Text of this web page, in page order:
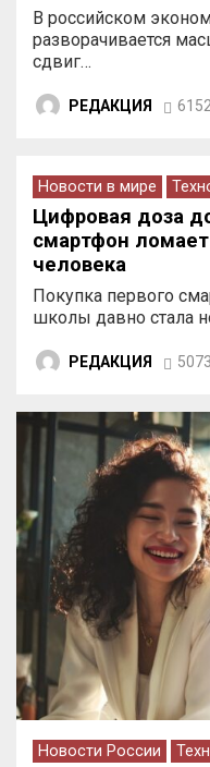
В российском
разворачивается
сдвиг…
РЕДАКЦИЯ 6152
Новости в мире
Цифровая доза
смартфон ломает
человека
Покупка первого
школы давно стала
РЕДАКЦИЯ 5073
Новости России